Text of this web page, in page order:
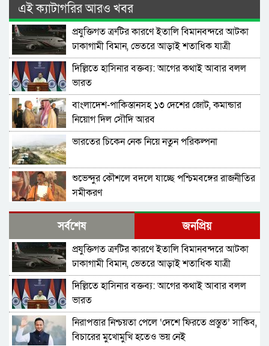
এই ক্যাটাগরির আরও খবর
প্রযুক্তিগত ত্রুটির কারণে ইতালি বিমানবন্দরে আটকা
ঢাকাগামী বিমান, ভেতরে আড়াই শতাধিক যাত্রী
দিল্লিতে হাসিনার বক্তব্য: আগের কথাই আবার বলল
ভারত
বাংলাদেশ-পাকিস্তানসহ ১৩ দেশের জোট, কমান্ডার
নিয়োগ দিল সৌদি আরব
ভারতের চিকেন নেক নিয়ে নতুন পরিকল্পনা
শুভেন্দুর কৌশলে বদলে যাচ্ছে পশ্চিমবঙ্গের রাজনীতির
সমীকরণ
বাংলাদেশের সঙ্গে ফারাক্কা চুক্তি নবায়ন না করার দাবি
ভারতীয় এমপির
মোদিকে নেতানিয়াহুর ফোন; ইসরায়েলের সঙ্গে ঘনিষ্ট
সম্পর্ক গড়তে চায় ভারত
পাকিস্তানে প্রধান ৩ শহরের বাইরে সংবাদ সংগ্রহে
বিদেশি গণমাধ্যমের ওপর বিধিনিষেধ
বাংলাদেশে যা চলছে, সেটা অমানবিক: দিলীপ ঘোষ
সর্বশেষ জনপ্রিয়
প্রযুক্তিগত ত্রুটির কারণে ইতালি বিমানবন্দরে আটকা
ঢাকাগামী বিমান, ভেতরে আড়াই শতাধিক যাত্রী
দিল্লিতে হাসিনার বক্তব্য: আগের কথাই আবার বলল
ভারত
নিরাপত্তার নিশ্চয়তা পেলে ‘দেশে ফিরতে প্রস্তুত’ সাকিব,
বিচারের মুখোমুখি হতেও ভয় নেই